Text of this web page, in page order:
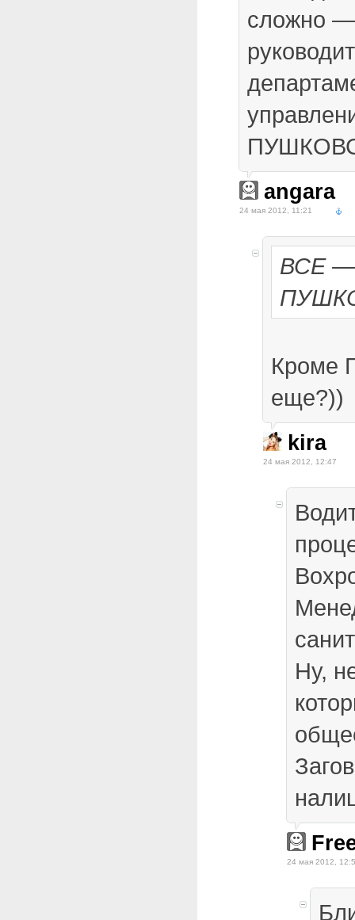
сложно —
angara
24 мая 2012, 11:21
ВСЕ —
Кроме
еще?))
kira
24 мая 2012, 12:47
Ну,
24 мая 2012,